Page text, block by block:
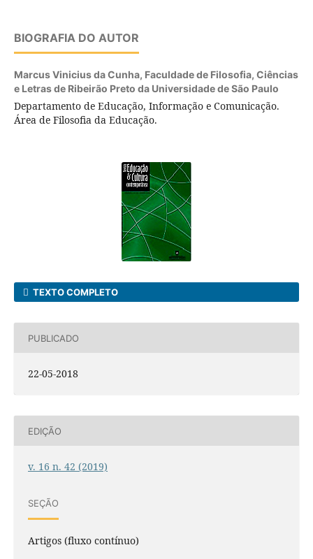
BIOGRAFIA DO AUTOR
Marcus Vinicius da Cunha, Faculdade de Filosofia, Ciências
e Letras de Ribeirão Preto da Universidade de São Paulo
Departamento de Educação, Informação e Comunicação.
Área de Filosofia da Educação.
TEXTO COMPLETO
PUBLICADO
22-05-2018
EDIÇÃO
v. 16 n. 42 (2019)
SEÇÃO
Artigos (fluxo contínuo)